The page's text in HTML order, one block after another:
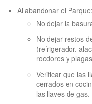
Al abandonar el Parque:
No dejar la
No dejar restos
(refrigerador,
roedores y
Verificar que las
cerrados en
las llaves de gas.